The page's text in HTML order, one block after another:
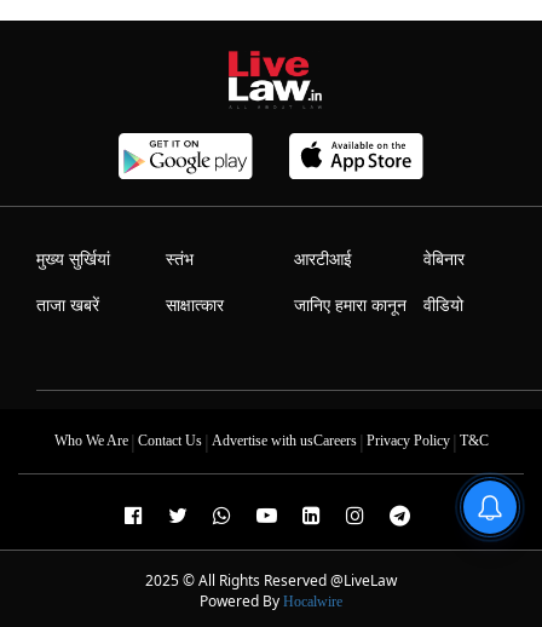
मुख्य सुर्खियां
ताजा खबरें
स्तंभ
साक्षात्कार
आरटीआई
जानिए हमारा कानून
वेबिनार
वीडियो
Who We Are| Contact Us| Advertise with usCareers| Privacy Policy| T&C
2025 © All Rights Reserved @LiveLaw
Powered By Hocalwire